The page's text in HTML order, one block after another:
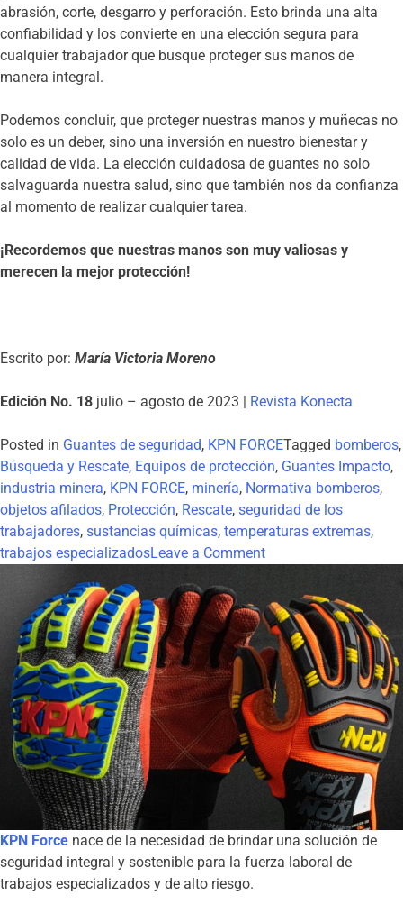
abrasión, corte, desgarro y perforación. Esto brinda una alta
confiabilidad y los convierte en una elección segura para
cualquier trabajador que busque proteger sus manos de
manera integral.
Podemos concluir, que proteger nuestras manos y muñecas no
solo es un deber, sino una inversión en nuestro bienestar y
calidad de vida. La elección cuidadosa de guantes no solo
salvaguarda nuestra salud, sino que también nos da confianza
al momento de realizar cualquier tarea.
¡Recordemos que nuestras manos son muy valiosas y
merecen la mejor protección!
Escrito por: María Victoria Moreno
Edición No. 18 julio – agosto de 2023 | Revista Konecta
Posted in Guantes de seguridad, KPN FORCETagged bomberos,
Búsqueda y Rescate, Equipos de protección, Guantes Impacto,
industria minera, KPN FORCE, minería, Normativa bomberos,
objetos afilados, Protección, Rescate, seguridad de los
trabajadores, sustancias químicas, temperaturas extremas,
trabajos especializadosLeave a Comment
KPN Force nace de la necesidad de brindar una solución de
seguridad integral y sostenible para la fuerza laboral de
trabajos especializados y de alto riesgo.